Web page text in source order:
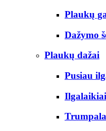
Plaukų
Dažymo
Plaukų dažai
Pusiau